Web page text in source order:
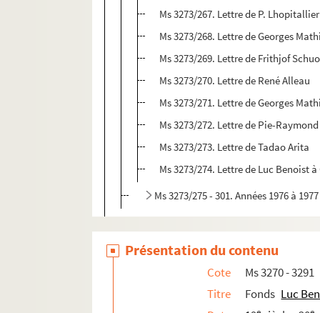
Ms 3273/267. Lettre de P. Lhopitallier
Ms 3273/268. Lettre de Georges
Ms 3273/269. Lettre de Frithjof
Ms 3273/270. Lettre de René Alleau
Ms 3273/271. Lettre de Georges
Ms 3273/272. Lettre de Pie-
Ms 3273/273. Lettre de Tadao Arita
Ms 3273/274. Lettre de Luc Benoist
Ms 3273/275 - 301. Années 1976 à 1977
Ms 3275/1 - 3. Correspondance avec
Ms 3276/1 - 17. Correspondance diverse
Ms 3277/1 - 139. Correspondance et
Présentation du contenu
Cote
Ms 3270 - 3291
Titre
Fonds Luc